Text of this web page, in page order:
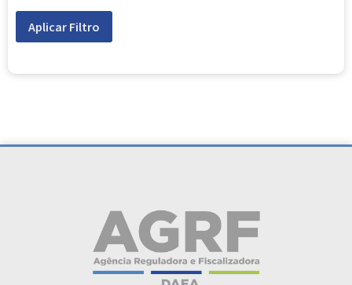
Aplicar Filtro